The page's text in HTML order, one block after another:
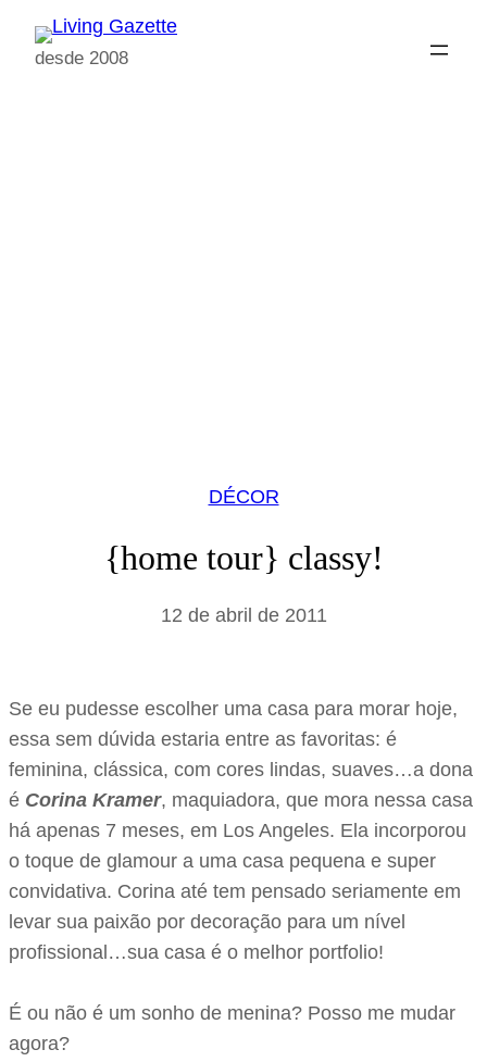
Pular
paradesde 2008
DÉCOR
{home tour} classy!
12 de abril de 2011
Se eu pudesse escolher uma casa para morar hoje,
essa sem dúvida estaria entre as favoritas: é
feminina, clássica, com cores lindas, suaves…a dona
é Corina Kramer, maquiadora, que mora nessa casa
há apenas 7 meses, em Los Angeles. Ela incorporou
o toque de glamour a uma casa pequena e super
convidativa. Corina até tem pensado seriamente em
levar sua paixão por decoração para um nível
profissional…sua casa é o melhor portfolio!
É ou não é um sonho de menina? Posso me mudar
agora?